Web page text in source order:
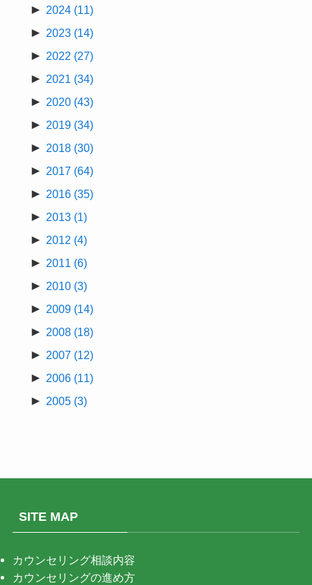
► 2024 (11)
► 2023 (14)
► 2022 (27)
► 2021 (34)
► 2020 (43)
► 2019 (34)
► 2018 (30)
► 2017 (64)
► 2016 (35)
► 2013 (1)
► 2012 (4)
► 2011 (6)
► 2010 (3)
► 2009 (14)
► 2008 (18)
► 2007 (12)
► 2006 (11)
► 2005 (3)
SITE MAP
カウンセリング相談内容
カウンセリングの進め方